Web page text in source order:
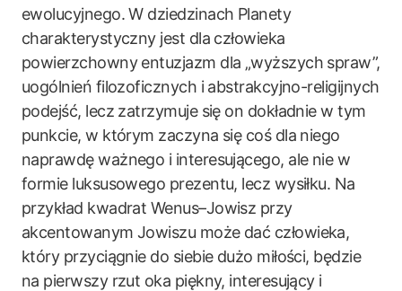
ewolucyjnego. W dziedzinach Planety
charakterystyczny jest dla człowieka
powierzchowny entuzjazm dla „wyższych spraw”,
uogólnień filozoficznych i abstrakcyjno-religijnych
podejść, lecz zatrzymuje się on dokładnie w tym
punkcie, w którym zaczyna się coś dla niego
naprawdę ważnego i interesującego, ale nie w
formie luksusowego prezentu, lecz wysiłku. Na
przykład kwadrat Wenus–Jowisz przy
akcentowanym Jowiszu może dać człowieka,
który przyciągnie do siebie dużo miłości, będzie
na pierwszy rzut oka piękny, interesujący i